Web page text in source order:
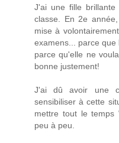
J'ai une fille
classe. En 2e
mise à
examens... parce
parce qu'elle ne
bonne justement!
J'ai dû avoir une
sensibiliser à cette
mettre tout le temps
peu à peu.